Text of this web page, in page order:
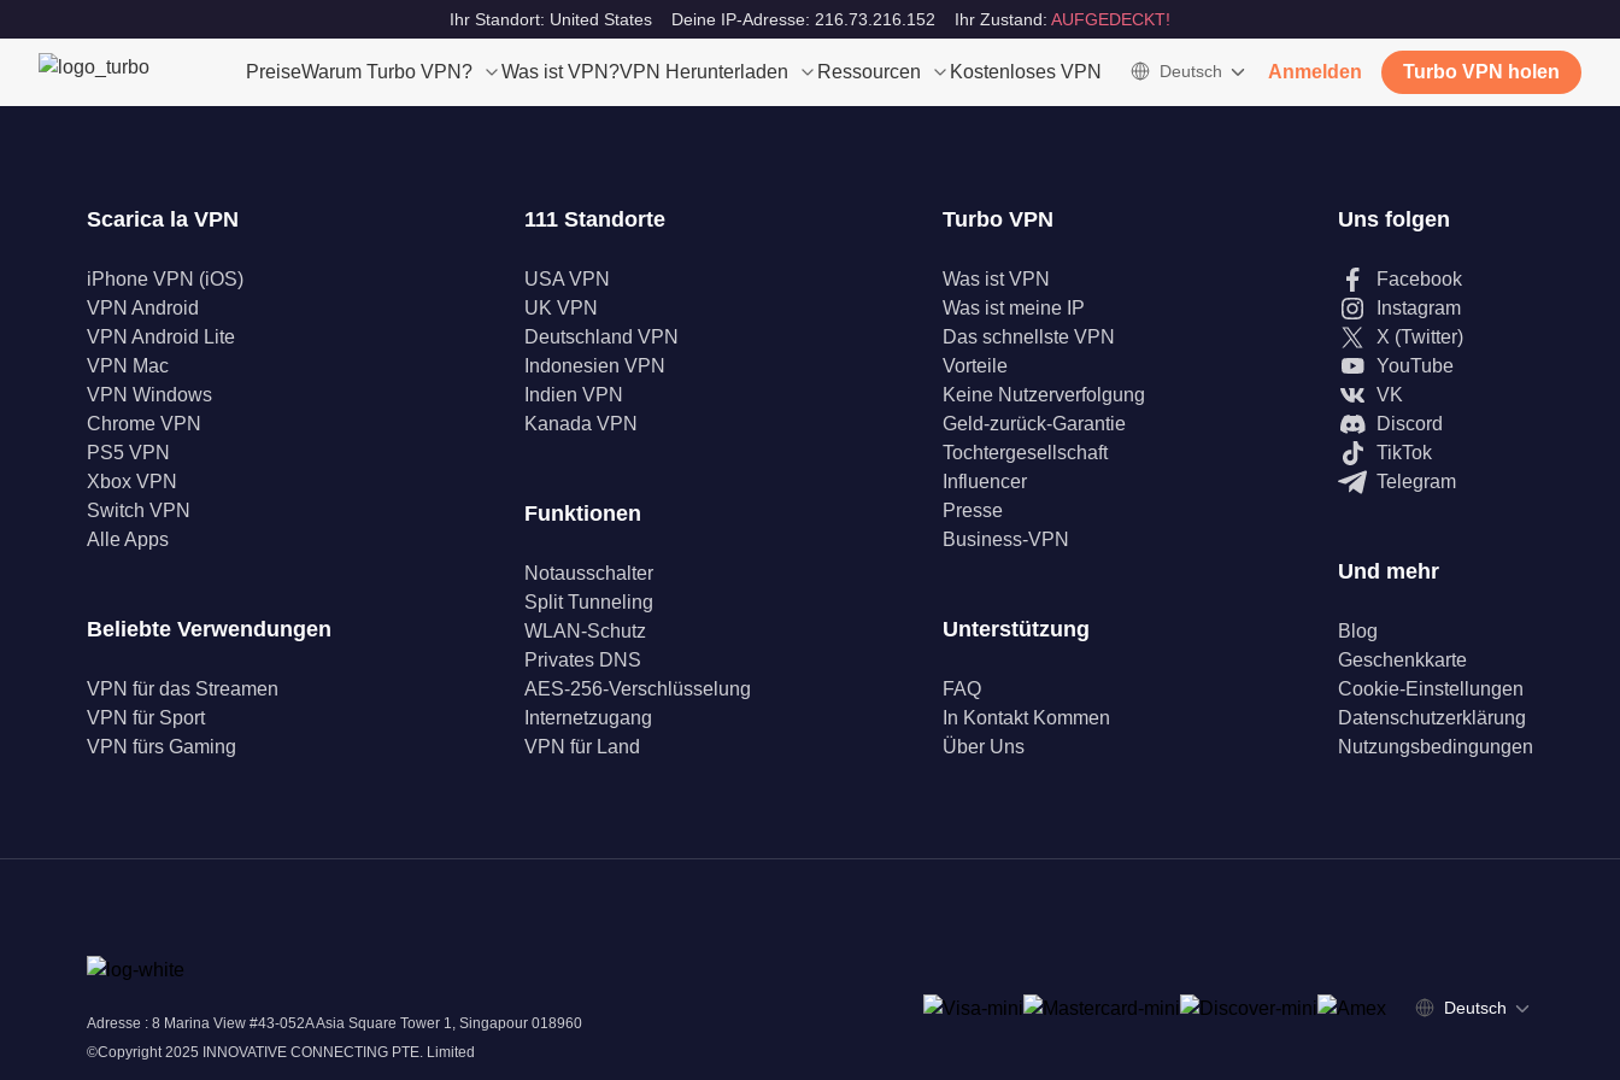
Ihr Standort: United States Deine IP-Adresse: 216.73.216.152 Ihr Zustand: AUFGEDECKT!
PreiseWarum Turbo VPN? Was ist VPN?VPN Herunterladen Ressourcen Kostenloses VPN Deutsch Anmelden Turbo VPN holen
Scarica la VPN
iPhone VPN (iOS)
VPN Android
VPN Android Lite
VPN Mac
VPN Windows
Chrome VPN
PS5 VPN
Xbox VPN
Switch VPN
Alle Apps
Beliebte Verwendungen
VPN für das Streamen
VPN für Sport
VPN fürs Gaming
111 Standorte
USA VPN
UK VPN
Deutschland VPN
Indonesien VPN
Indien VPN
Kanada VPN
Funktionen
Notausschalter
Split Tunneling
WLAN-Schutz
Privates DNS
AES-256-Verschlüsselung
Internetzugang
VPN für Land
Turbo VPN
Was ist VPN
Was ist meine IP
Das schnellste VPN
Vorteile
Keine Nutzerverfolgung
Geld-zurück-Garantie
Tochtergesellschaft
Influencer
Presse
Business-VPN
Unterstützung
FAQ
In Kontakt Kommen
Über Uns
Uns folgen
Facebook
Instagram
X (Twitter)
YouTube
VK
Discord
TikTok
Telegram
Und mehr
Blog
Geschenkkarte
Cookie-Einstellungen
Datenschutzerklärung
Nutzungsbedingungen
Adresse : 8 Marina View #43-052A Asia Square Tower 1, Singapour 018960
©Copyright 2025 INNOVATIVE CONNECTING PTE. Limited
Deutsch